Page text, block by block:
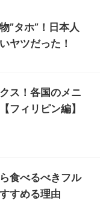
”タホ”！日本人
ヤツだった！
ス！各国のメニ
フィリピン編】
食べるべきフル
すめる理由